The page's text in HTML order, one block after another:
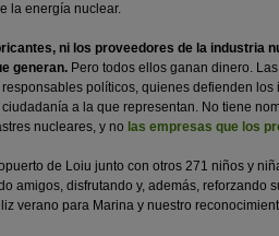
la energía nuclear.
ni los proveedores de la industria
generan. Pero todos ellos ganan dinero.
políticos, quienes defienden
a la que representan. No tiene
nucleares, y no las empresas que los
de Loiu junto con otros 271 niños y
amigos, disfrutando y, además, reforzando
verano para Marina y nuestro